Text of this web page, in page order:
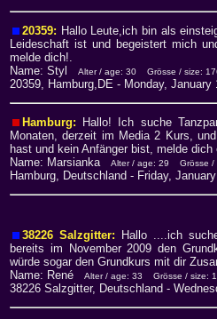
20359: Hallo Leute,ich bin als
Leideschaft ist und begeistert mich
melde dich!.
Name: Styl
Alter / age: 30 Grösse / size:
20359, Hamburg,DE - Monday, January
Hamburg:
Hallo! Ich suche
Monaten, derzeit im Media 2 Kurs,
hast und kein Anfänger bist, melde dich
Name: Marsianka
Alter / age: 29 Grösse /
Hamburg, Deutschland - Friday,
38226 Salzgitter:
Hallo ....ich
bereits im November 2009 den
würde sogar den Grundkurs mit dir
Name: René
Alter / age: 33 Grösse / size:
38226 Salzgitter, Deutschland -